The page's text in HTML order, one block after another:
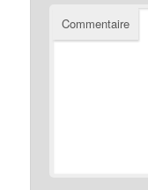
Commentaire